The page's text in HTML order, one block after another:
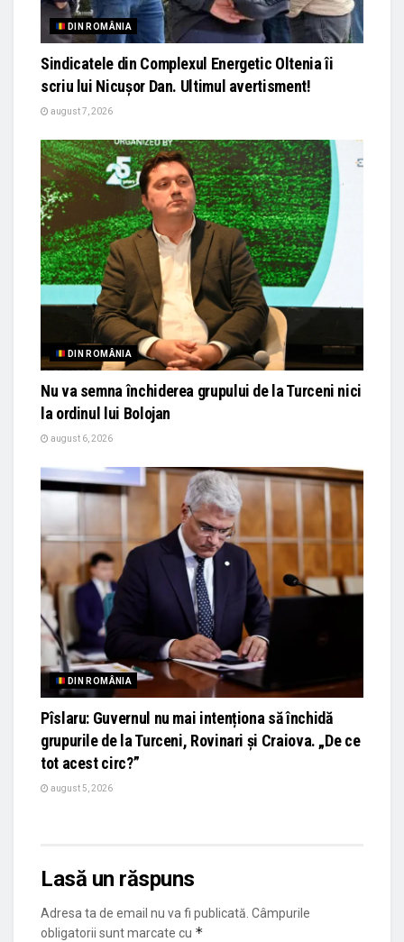
DIN ROMÂNIA
Sindicatele din Complexul Energetic Oltenia îi
scriu lui Nicușor Dan. Ultimul avertisment!
august 7, 2026
DIN ROMÂNIA
Nu va semna închiderea grupului de la Turceni nici
la ordinul lui Bolojan
august 6, 2026
DIN ROMÂNIA
Pîslaru: Guvernul nu mai intenționa să închidă
grupurile de la Turceni, Rovinari și Craiova. „De ce
tot acest circ?”
august 5, 2026
Lasă un răspuns
Adresa ta de email nu va fi publicată. Câmpurile
obligatorii sunt marcate cu *